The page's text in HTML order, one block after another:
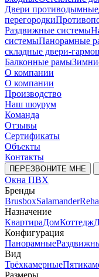
Двери противодымные
перегородки
Раздвижные системы
системыПанорамные
складные двери-
Балконные рамы
О компании
О компании
Производство
Наш шоурум
Команда
Отзывы
Сертификаты
Объекты
Контакты
ПЕРЕЗВОНИТЕ МНЕ
Окна ПВХ
Бренды
BrusboxSalamander
Назначение
КвартираДомКоттедж
Конфигурация
Панорамные
Вид
Трёхкамерные
Размеры